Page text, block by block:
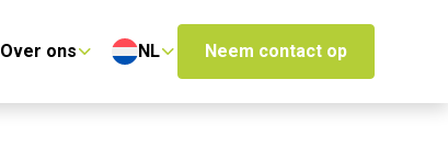
Over ons NL Neem contact op